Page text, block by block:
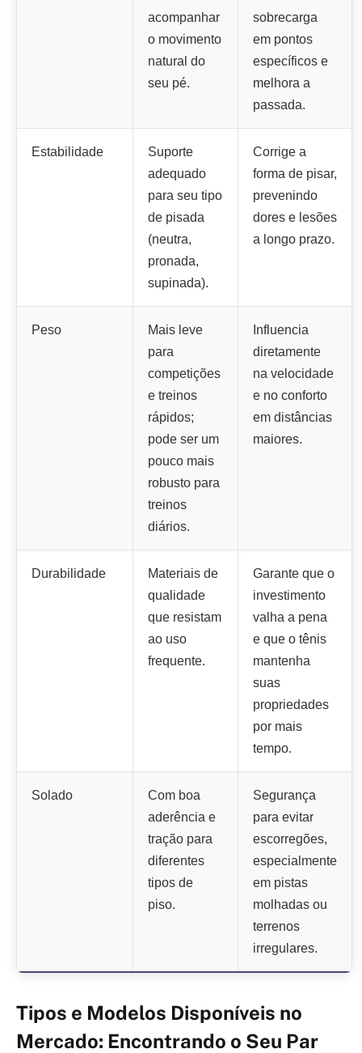
acompanhar
o movimento
natural do
seu pé.
sobrecarga
em pontos
específicos e
melhora a
passada.
Estabilidade
Suporte
adequado
para seu tipo
de pisada
(neutra,
pronada,
supinada).
Corrige a
forma de pisar,
prevenindo
dores e lesões
a longo prazo.
Peso
Mais leve
para
competições
e treinos
rápidos;
pode ser um
pouco mais
robusto para
treinos
diários.
Influencia
diretamente
na velocidade
e no conforto
em distâncias
maiores.
Durabilidade
Materiais de
qualidade
que resistam
ao uso
frequente.
Garante que o
investimento
valha a pena
e que o tênis
mantenha
suas
propriedades
por mais
tempo.
Solado
Com boa
aderência e
tração para
diferentes
tipos de
piso.
Segurança
para evitar
escorregões,
especialmente
em pistas
molhadas ou
terrenos
irregulares.
Tipos e Modelos Disponíveis no
Mercado: Encontrando o Seu Par